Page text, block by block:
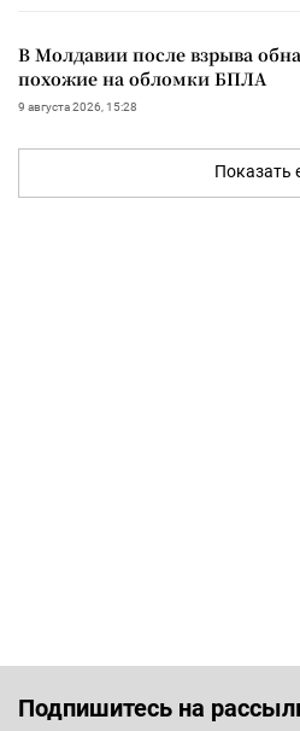
В Молдавии после взрыва
похожие на обломки БПЛА
9 августа 2026, 15:28
Показать
Подпишитесь на